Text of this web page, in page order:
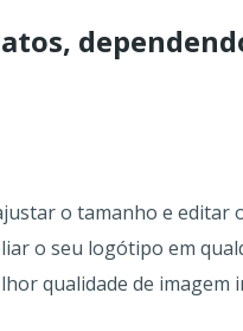
o tamanho e editar
o seu logótipo em
qualidade de